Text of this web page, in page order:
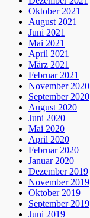
Oktober 2021
August 2021
Juni 2021
Mai 2021
April 2021
März 2021
Februar 2021
November 2020
September 2020
August 2020
Juni 2020
Mai 2020
April 2020
Februar 2020
Januar 2020
Dezember 2019
November 2019
Oktober 2019
September 2019
Juni 2019